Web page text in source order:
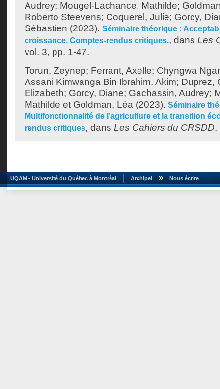
Audrey; Mougel-Lachance, Mathilde;
Roberto Steevens; Coquerel, Julie; Gorcy,
Sébastien (2023). Séminaire théorique :
croissance. Comptes-rendus critiques., dans Les
vol. 3, pp. 1-47.
Torun, Zeynep; Ferrant, Axelle; Chyngwa
Assani Kimwanga Bin Ibrahim, Akim; Duprez,
Élizabeth; Gorcy, Diane; Gachassin, Audrey;
Mathilde et Goldman, Léa (2023). Séminaire
Multifonctionnalité de l’agriculture et la transition
rendus critiques, dans Les Cahiers du CRSDD,
UQAM - Université du Québec à Montréal Archipel Nous écrire